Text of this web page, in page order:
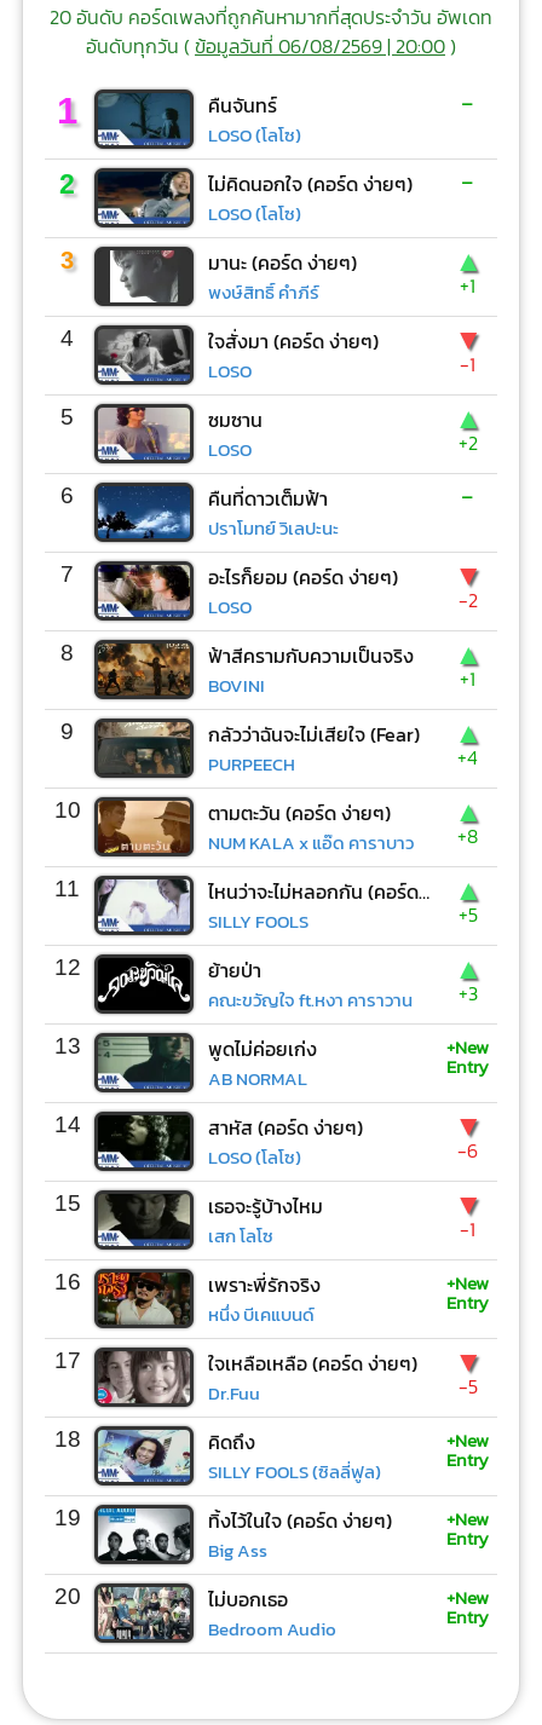
20 อันดับ คอร์ดเพลงที่ถูกค้นหามากที่สุดประจำวัน อัพเดท
อันดับทุกวัน (ข้อมูลวันที่ 06/08/2569 | 20:00)
1 คืนจันทร์
LOSO (โลโซ)
-
2 ไม่คิดนอกใจ (คอร์ด ง่ายๆ)
LOSO (โลโซ)
-
3 มานะ (คอร์ด ง่ายๆ)
พงษ์สิทธิ์ คำภีร์
▲
+1
4 ใจสั่งมา (คอร์ด ง่ายๆ)
LOSO
▼
-1
5 ซมซาน
LOSO
▲
+2
6 คืนที่ดาวเต็มฟ้า
ปราโมทย์ วิเลปะนะ
-
7 อะไรก็ยอม (คอร์ด ง่ายๆ)
LOSO
▼
-2
8 ฟ้าสีครามกับความเป็นจริง
BOVINI
▲
+1
9 กลัวว่าฉันจะไม่เสียใจ (Fear)
PURPEECH
▲
+4
10 ตามตะวัน (คอร์ด ง่ายๆ)
NUM KALA x แอ๊ด คาราบาว
▲
+8
11 ไหนว่าจะไม่หลอกกัน (คอร์ด ง่ายๆ)
SILLY FOOLS
▲
+5
12 ย้ายป่า
คณะขวัญใจ ft.หงา คาราวาน
▲
+3
13 พูดไม่ค่อยเก่ง
AB NORMAL
+New
Entry
14 สาหัส (คอร์ด ง่ายๆ)
LOSO (โลโซ)
▼
-6
15 เธอจะรู้บ้างไหม
เสก โลโซ
▼
-1
16 เพราะพี่รักจริง
หนึ่ง บีเคแบนด์
+New
Entry
17 ใจเหลือเหลือ (คอร์ด ง่ายๆ)
Dr.Fuu
▼
-5
18 คิดถึง
SILLY FOOLS (ซิลลี่ฟูล)
+New
Entry
19 ทิ้งไว้ในใจ (คอร์ด ง่ายๆ)
Big Ass
+New
Entry
20 ไม่บอกเธอ
Bedroom Audio
+New
Entry